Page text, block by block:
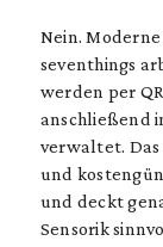
Nein.
seventhings
werden per
anschließend
verwaltet.
und
und deckt
Sensorik